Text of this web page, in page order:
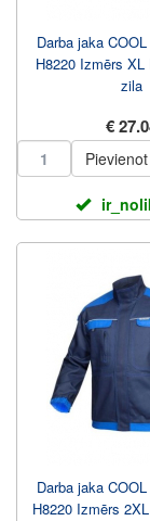
Darba jaka
H8220 Izmērs
zila
€
Darba jaka
H8220 Izmērs